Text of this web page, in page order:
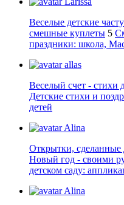
Веселые детские
смешные куплеты 5
праздники: школа,
allas
Веселый счет - стихи
Детские стихи и
детей
Alina
Открытки, сделанные
Новый год - своими
детском саду:
Alina